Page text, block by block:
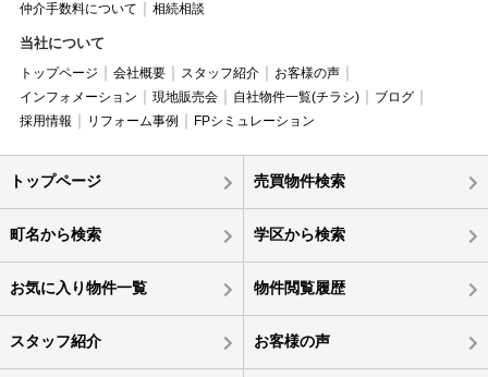
仲介手数料について
相続相談
当社について
トップページ 会社概要 スタッフ紹介
お客様の声
インフォメーション
現地販売会 自社物件一覧(チラシ)
ブログ
採用情報
リフォーム事例 FPシミュレーション
トップページ 売買物件検索
町名から検索 学区から検索
お気に入り物件一覧 物件閲覧履歴
スタッフ紹介 お客様の声